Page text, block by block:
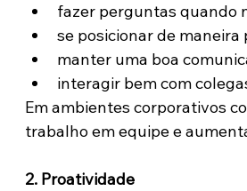
fazer perguntas quando
se posicionar de maneira
manter uma boa
interagir bem com
Em ambientes corporativos
trabalho em equipe e
2. Proatividade